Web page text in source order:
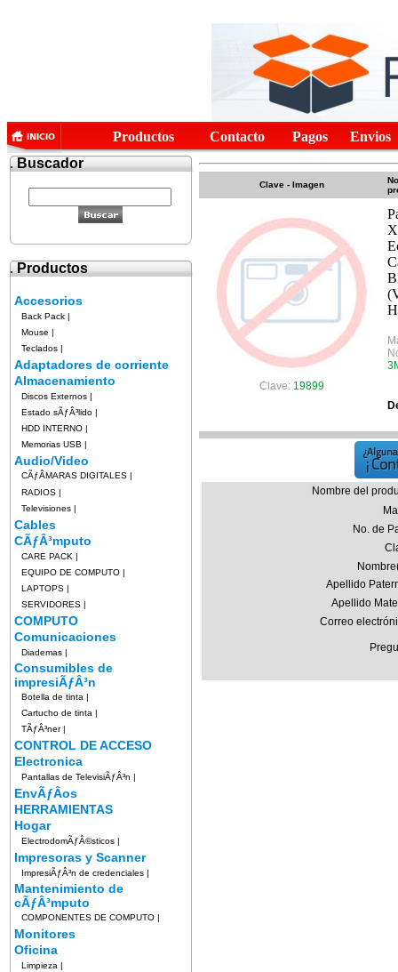
Productos Contacto Pagos
Envios
.Buscador
.Productos
Accesorios
Back Pack |
Mouse |
Teclados |
Adaptadores de corriente
Almacenamiento
Discos Externos |
Estado sÃƒÂ³lido |
HDD INTERNO |
Memorias USB |
Audio/Video
CÃƒÂMARAS DIGITALES |
RADIOS |
Televisiones |
Cables
CÃƒÂ³mputo
CARE PACK |
EQUIPO DE COMPUTO |
LAPTOPS |
SERVIDORES |
COMPUTO
Comunicaciones
Diademas |
Consumibles de
impresiÃƒÂ³n
Botella de tinta |
Cartucho de tinta |
TÃƒÂ³ner|
CONTROL DE ACCESO
Electronica
Pantallas de TelevisiÃƒÂ³n |
EnvÃƒÂ­os
HERRAMIENTAS
Hogar
ElectrodomÃƒÂ©sticos |
Impresoras y Scanner
ImpresiÃƒÂ³n de credenciales |
Mantenimiento de
cÃƒÂ³mputo
COMPONENTES DE COMPUTO |
Monitores
Oficina
Limpieza |
Clave - Imagen
Clave: 19899
Nombre del
No. de
Apellido
Apellido
Correo